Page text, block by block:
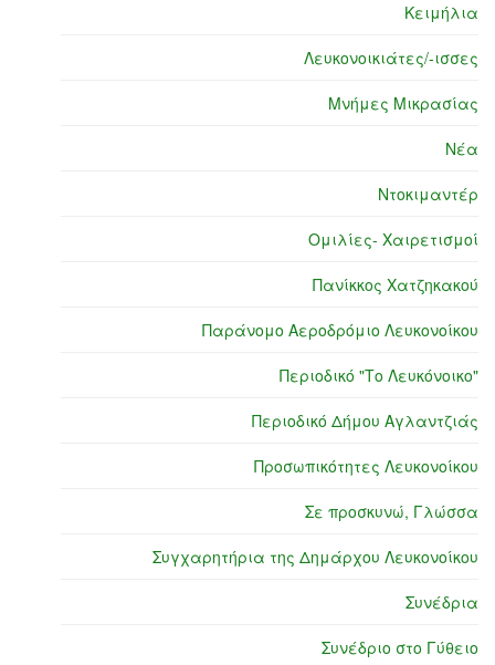
Κειμήλια
Λευκονοικιάτες/-ισσες
Μνήμες Μικρασίας
Νέα
Ντοκιμαντέρ
Ομιλίες- Χαιρετισμοί
Πανίκκος Χατζηκακού
Παράνομο Αεροδρόμιο Λευκονοίκου
Περιοδικό "Το Λευκόνοικο"
Περιοδικό Δήμου Αγλαντζιάς
Προσωπικότητες Λευκονοίκου
Σε προσκυνώ, Γλώσσα
Συγχαρητήρια της Δημάρχου Λευκονοίκου
Συνέδρια
Συνέδριο στο Γύθειο